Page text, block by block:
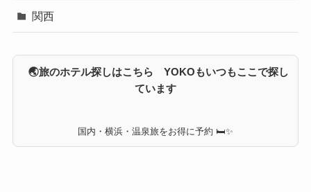
関西
🌏旅のホテル探しはこちら YOKOもいつもここで探し
ています
国内・横浜・温泉旅をお得に予約 🛏✨